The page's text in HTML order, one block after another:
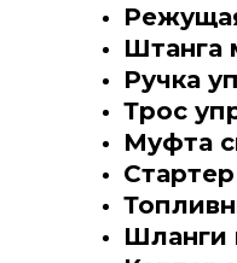
Штанга
Ручка
Трос
Муфта
Шланги